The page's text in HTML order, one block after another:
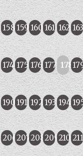
158 159 160 161 162 163
174 175 176 177 178
190191 192 193 194
206207208209210 211